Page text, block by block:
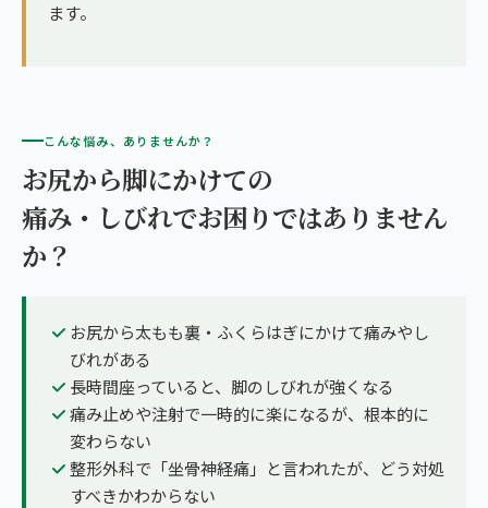
ます。
こんな悩み、ありませんか？
お尻から脚にかけての
痛み・しびれでお困りではありません
か？
お尻から太もも裏・ふくらはぎにかけて痛みやし
びれがある
長時間座っていると、脚のしびれが強くなる
痛み止めや注射で一時的に楽になるが、根本的に
変わらない
整形外科で「坐骨神経痛」と言われたが、どう対処
すべきかわからない